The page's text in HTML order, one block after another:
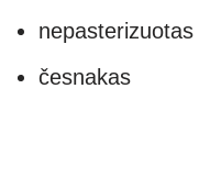
nepasterizuotas
česnakas